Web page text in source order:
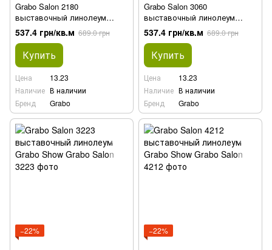
Grabo Salon 2180
выставочный линолеум
Grabo Show
537.4 грн/кв.м 689.0 грн
Купить
Цена
13.23
Наличие В наличии
Бренд
Grabo
Grabo Salon 3060
выставочный линолеум
Grabo Show
537.4 грн/кв.м 689.0 грн
Купить
Цена
13.23
Наличие В наличии
Бренд
Grabo
−22% −22%